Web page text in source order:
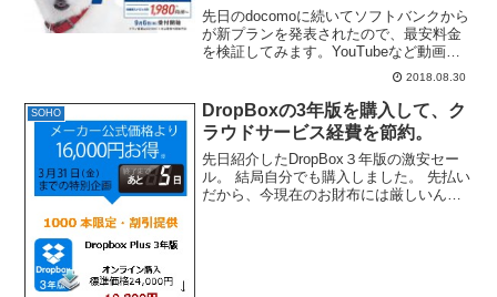
かずで微妙だった話。
先日のdocomoに続いてソフトバンクから
が新プランを発表されたので、最安料金
を検証してみます。YouTubeなど動画・
SNSがパケット消費の対象外、ソフトバ
ンク「ウルトラギガモンスター＋（プラ
ス）」 - ケータイ Watch9月6日から受...
2018.08.30
SOHO
DropBoxの3年版を購入して、ク
ラウドサービス経費を節約。
先日紹介したDropBox３年版の激安セー
ル。 結局自分でも購入しました。 先払い
だから、今現在のお財布には厳しいんだ